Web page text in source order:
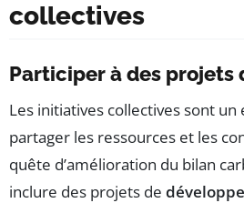
collectives
Participer à des projets
Les initiatives collectives sont
partager les ressources et les
quête d’amélioration du bilan
inclure des projets de